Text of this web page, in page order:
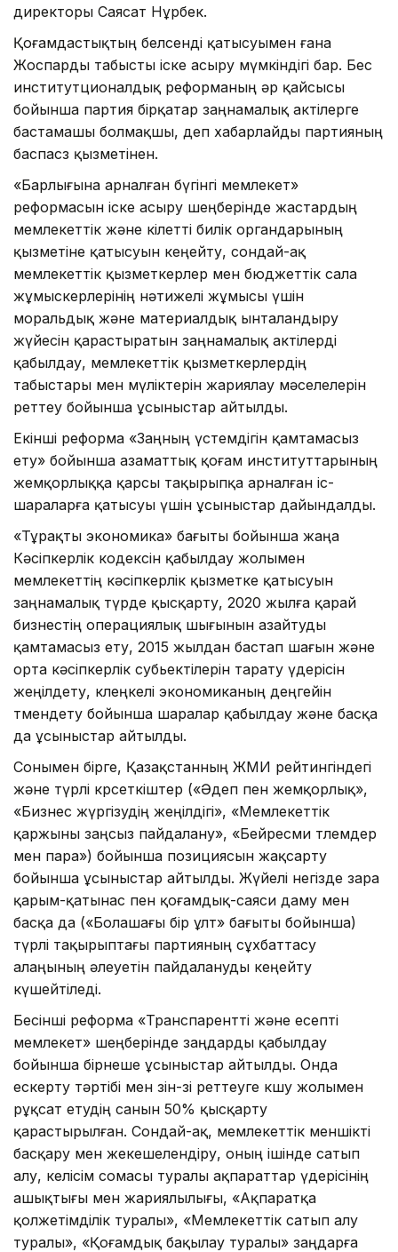
директоры Саясат Нұрбек.
Қоғамдастықтың белсенді қатысуымен ғана
Жоспарды табысты іске асыру мүмкіндігі бар. Бес
институтционалдық реформаның әр қайсысы
бойынша партия бірқатар заңнамалық актілерге
бастамашы болмақшы, деп хабарлайды партияның
баспасөз қызметінен.
«Барлығына арналған бүгінгі мемлекет»
реформасын іске асыру шеңберінде жастардың
мемлекеттік және өкілетті билік органдарының
қызметіне қатысуын кеңейту, сондай-ақ
мемлекеттік қызметкерлер мен бюджеттік сала
жұмыскерлерінің нәтижелі жұмысы үшін
моральдық және материалдық ынталандыру
жүйесін қарастыратын заңнамалық актілерді
қабылдау, мемлекеттік қызметкерлердің
табыстары мен мүліктерін жариялау мәселелерін
реттеу бойынша ұсыныстар айтылды.
Екінші реформа «Заңның үстемдігін қамтамасыз
ету» бойынша азаматтық қоғам институттарының
жемқорлыққа қарсы тақырыпқа арналған іс-
шараларға қатысуы үшін ұсыныстар дайындалды.
«Тұрақты экономика» бағыты бойынша жаңа
Кәсіпкерлік кодексін қабылдау жолымен
мемлекеттің кәсіпкерлік қызметке қатысуын
заңнамалық түрде қысқарту, 2020 жылға қарай
бизнестің операциялық шығынын азайтуды
қамтамасыз ету, 2015 жылдан бастап шағын және
орта кәсіпкерлік субьектілерін тарату үдерісін
жеңілдету, көлеңкелі экономиканың деңгейін
төмендету бойынша шаралар қабылдау және басқа
да ұсыныстар айтылды.
Сонымен бірге, Қазақстанның ЖМИ рейтингіндегі
және түрлі көрсеткіштер («Әдеп пен жемқорлық»,
«Бизнес жүргізудің жеңілдігі», «Мемлекеттік
қаржыны заңсыз пайдалану», «Бейресми төлемдер
мен пара») бойынша позициясын жақсарту
бойынша ұсыныстар айтылды. Жүйелі негізде өзара
қарым-қатынас пен қоғамдық-саяси даму мен
басқа да («Болашағы бір ұлт» бағыты бойынша)
түрлі тақырыптағы партияның сұхбаттасу
алаңының әлеуетін пайдалануды кеңейту
күшейтіледі.
Бесінші реформа «Транспарентті және есепті
мемлекет» шеңберінде заңдарды қабылдау
бойынша бірнеше ұсыныстар айтылды. Онда
ескерту тәртібі мен өзін-өзі реттеуге көшу жолымен
рұқсат етудің санын 50% қысқарту
қарастырылған. Сондай-ақ, мемлекеттік меншікті
басқару мен жекешелендіру, оның ішінде сатып
алу, келісім сомасы туралы ақпараттар үдерісінің
ашықтығы мен жариялылығы, «Ақпаратқа
қолжетімділік туралы», «Мемлекеттік сатып алу
туралы», «Қоғамдық бақылау туралы» заңдарға